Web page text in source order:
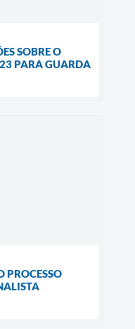
SOBRE O
PARA GUARDA
PROCESSO